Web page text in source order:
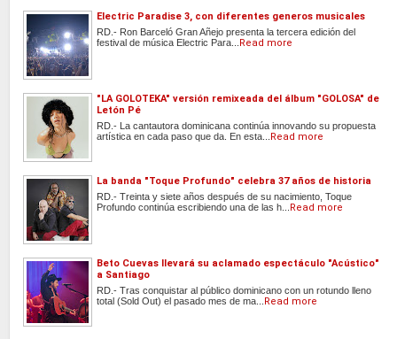
Electric Paradise 3, con diferentes generos musicales
RD.- Ron Barceló Gran Añejo presenta la tercera edición del
festival de música Electric Para...
Read more
"LA GOLOTEKA" versión remixeada del álbum "GOLOSA" de
Letón Pé
RD.- La cantautora dominicana continúa innovando su propuesta
artística en cada paso que da. En esta...
Read more
La banda "Toque Profundo" celebra 37 años de historia
RD.- Treinta y siete años después de su nacimiento, Toque
Profundo continúa escribiendo una de las h...
Read more
Beto Cuevas llevará su aclamado espectáculo "Acústico"
a Santiago
RD.- Tras conquistar al público dominicano con un rotundo lleno
total (Sold Out) el pasado mes de ma...
Read more